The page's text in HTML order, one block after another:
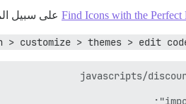
Find Icons with the على سبيل
> customize > themes > edit